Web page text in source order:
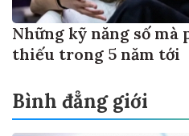
Những kỹ năng số mà
thiếu trong 5 năm tới
Bình đẳng giới